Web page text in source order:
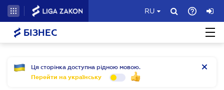
RU
БІЗНЕС
Ця сторінка доступна рідною мовою.
Перейти на українську